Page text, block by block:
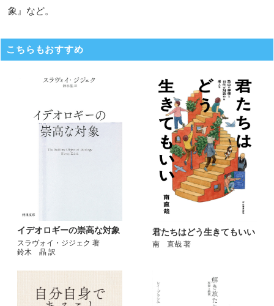
象』など。
こちらもおすすめ
イデオロギーの崇高な対象
スラヴォイ・ジジェク 著
鈴木 晶 訳
君たちはどう生きてもいい
南 直哉 著